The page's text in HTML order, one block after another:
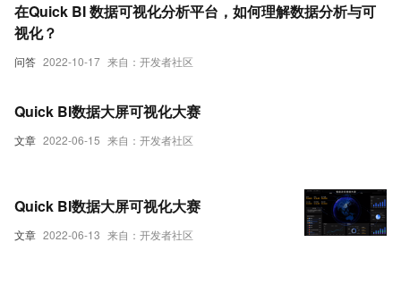
问答 2022-10-17 来自：开发者社区
在Quick BI 数据可视化分析平台，如何理解数据分析与可
视化？
文章 2022-06-15 来自：开发者社区
Quick BI数据大屏可视化大赛
文章 2022-06-13 来自：开发者社区
Quick BI数据大屏可视化大赛